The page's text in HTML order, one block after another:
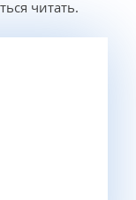
читать.